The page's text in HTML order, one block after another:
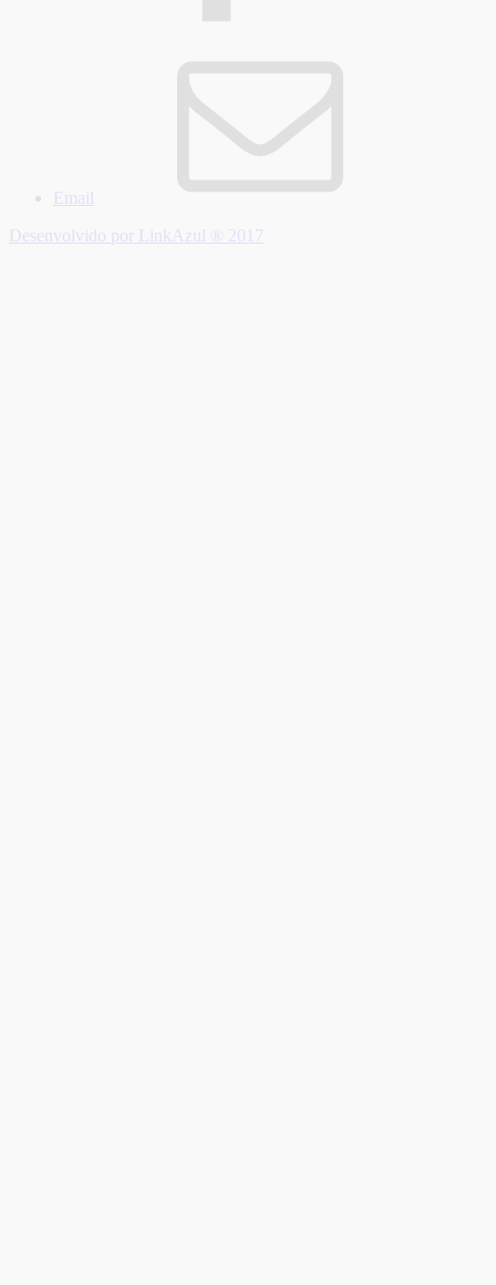
Email
Desenvolvido por LinkAzul ® 2017